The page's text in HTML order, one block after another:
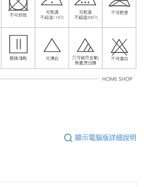
顯示電腦版詳細說明